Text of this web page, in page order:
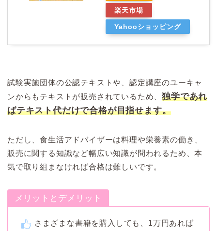
楽天市場
Yahooショッピング
試験実施団体の公認テキストや、認定講座のユーキャ
ンからもテキストが販売されているため、独学であれ
ばテキスト代だけで合格が目指せます。
ただし、食生活アドバイザーは料理や栄養素の働き、
販売に関する知識など幅広い知識が問われるため、本
気で取り組まなければ合格は難しいです。
メリットとデメリット
さまざまな書籍を購入しても、1万円あれば